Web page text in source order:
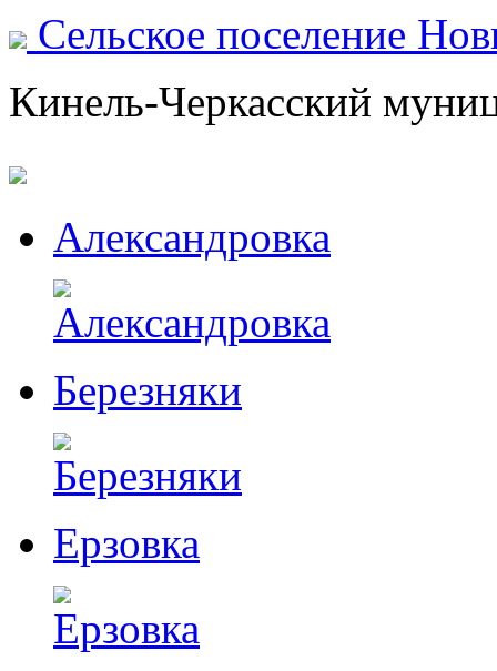
Сельское поселение
Кинель-Черкасский
Александровка
Березняки
Ерзовка